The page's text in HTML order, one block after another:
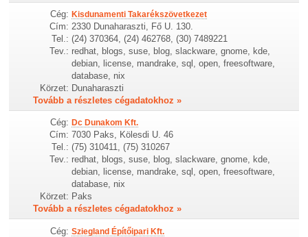
Cég: Kisdunamenti Takarékszövetkezet
Cím: 2330 Dunaharaszti, Fő U. 130.
Tel.: (24) 370364, (24) 462768, (30) 7489221
Tev.: redhat, blogs, suse, blog, slackware, gnome, kde,
debian, license, mandrake, sql, open, freesoftware,
database, nix
Körzet: Dunaharaszti
Tovább a részletes cégadatokhoz »
Cég: Dc Dunakom Kft.
Cím: 7030 Paks, Kölesdi U. 46
Tel.: (75) 310411, (75) 310267
Tev.: redhat, blogs, suse, blog, slackware, gnome, kde,
debian, license, mandrake, sql, open, freesoftware,
database, nix
Körzet: Paks
Tovább a részletes cégadatokhoz »
Cég: Sziegland Építőipari Kft.